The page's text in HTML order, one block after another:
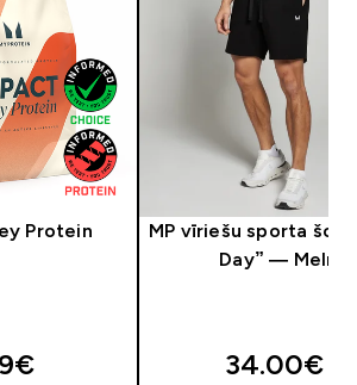
Protein
MP vīriešu sporta
Day” — Melni
34.00€‎